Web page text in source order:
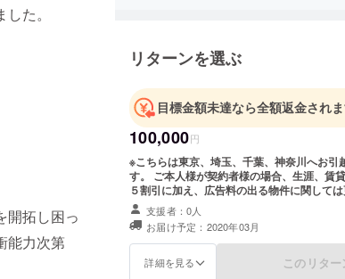
た。
開拓し困っ
能力次第
リターンを選ぶ
目標金額未達なら全額返金され
100,000円
※こちらは東京、埼玉、千葉、神奈川へお引
す。 ご本人様が契約者様の場合、生涯、賃
５割引に加え、広告料の出る物件に関して
て頂く『賃貸永５割引』プレート１枚と一回
同じサービスを受けられる『賃貸５割引』プ
イズ）を送らせて頂きます。 例えば家賃10
円の物件を借りられた場合、その一度だけ
られます。 有効期限 2020年3月～2100
支援者：0人
お届け予定：2020年03月
詳細を見る このリタ